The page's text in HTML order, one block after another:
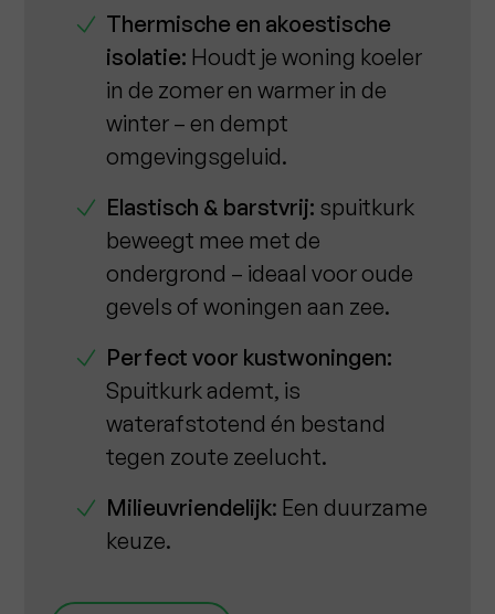
Thermische en akoestische
isolatie: Houdt je woning koeler
in de zomer en warmer in de
winter – en dempt
omgevingsgeluid.
Elastisch & barstvrij: spuitkurk
beweegt mee met de
ondergrond – ideaal voor oude
gevels of woningen aan zee.
Perfect voor kustwoningen:
Spuitkurk ademt, is
waterafstotend én bestand
tegen zoute zeelucht.
Milieuvriendelijk: Een duurzame
keuze.